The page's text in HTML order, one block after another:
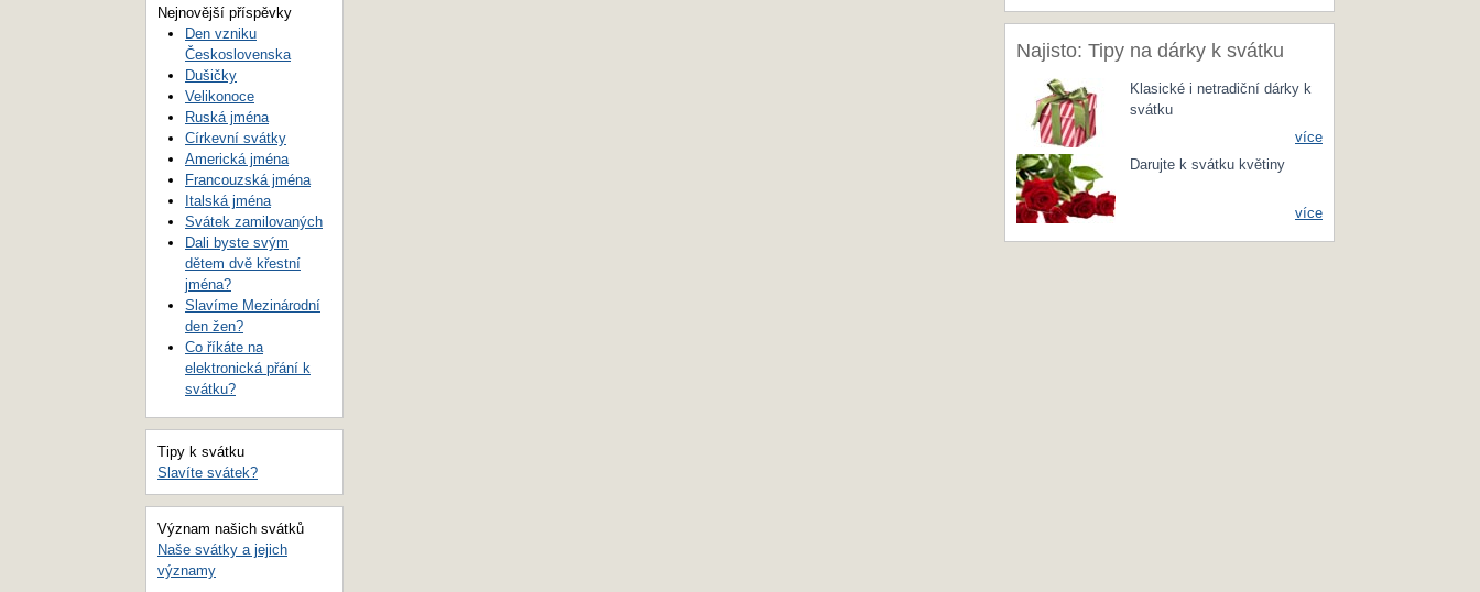
Najisto: Tipy na dárky k svátku
Klasické i netradiční dárky k
svátku
více
Darujte k svátku květiny
více
Nejnovější příspěvky
Den vzniku
Československa
Dušičky
Velikonoce
Ruská jména
Církevní svátky
Americká jména
Francouzská jména
Italská jména
Svátek zamilovaných
Dali byste svým
dětem dvě křestní
jména?
Slavíme Mezinárodní
den žen?
Co říkáte na
elektronická přání k
svátku?
Tipy k svátku
Slavíte svátek?
Význam našich svátků
Naše svátky a jejich
významy